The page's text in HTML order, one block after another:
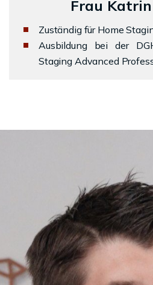
Frau
Zuständig für Home
Ausbildung bei der
Staging Advanced